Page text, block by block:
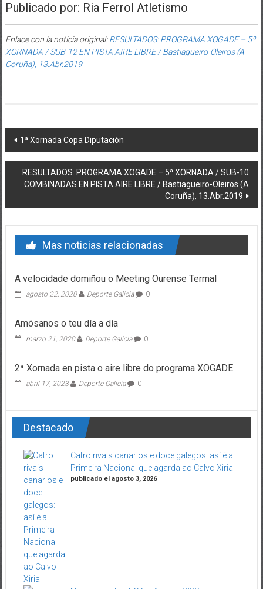
Publicado por: Ria Ferrol Atletismo
Enlace con la noticia original:RESULTADOS: PROGRAMA XOGADE – 5ª
XORNADA / SUB-12 EN PISTA AIRE LIBRE / Bastiagueiro-Oleiros (A
Coruña), 13.Abr.2019
Post navigation
1ª Xornada Copa Diputación
RESULTADOS: PROGRAMA XOGADE – 5ª XORNADA / SUB-10
COMBINADAS EN PISTA AIRE LIBRE / Bastiagueiro-Oleiros (A
Coruña), 13.Abr.2019
Mas noticias relacionadas
A velocidade domiñou o Meeting Ourense Termal
agosto 22, 2020 Deporte Galicia 0
Amósanos o teu día a día
marzo 21, 2020 Deporte Galicia 0
2ª Xornada en pista o aire libre do programa XOGADE.
abril 17, 2023 Deporte Galicia 0
Destacado
Catro rivais canarios e doce galegos: así é a
Primeira Nacional que agarda ao Calvo Xiria
publicado el agosto 3, 2026